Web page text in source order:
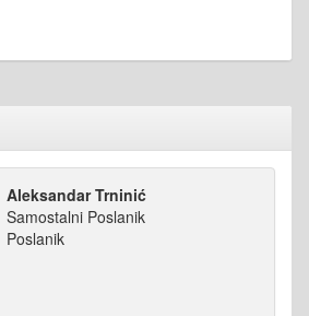
Aleksandar Trninić
Samostalni Poslanik
Poslanik